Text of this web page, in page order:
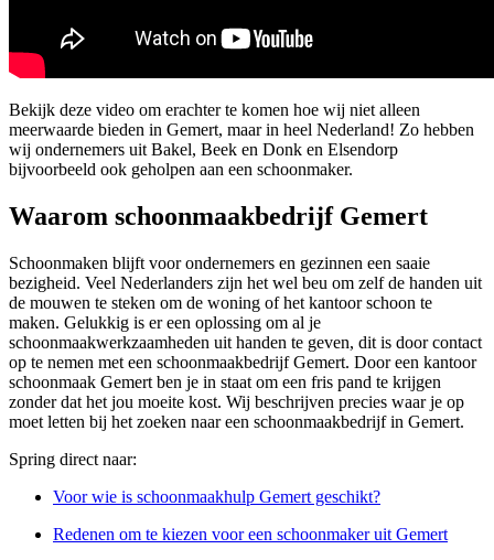
Bekijk deze video om erachter te komen hoe wij niet alleen
meerwaarde bieden in Gemert, maar in heel Nederland! Zo hebben
wij ondernemers uit Bakel, Beek en Donk en Elsendorp
bijvoorbeeld ook geholpen aan een schoonmaker.
Waarom schoonmaakbedrijf Gemert
Schoonmaken blijft voor ondernemers en gezinnen een saaie
bezigheid. Veel Nederlanders zijn het wel beu om zelf de handen uit
de mouwen te steken om de woning of het kantoor schoon te
maken. Gelukkig is er een oplossing om al je
schoonmaakwerkzaamheden uit handen te geven, dit is door contact
op te nemen met een schoonmaakbedrijf Gemert. Door een kantoor
schoonmaak Gemert ben je in staat om een fris pand te krijgen
zonder dat het jou moeite kost. Wij beschrijven precies waar je op
moet letten bij het zoeken naar een schoonmaakbedrijf in Gemert.
Spring direct naar:
Voor wie is schoonmaakhulp Gemert geschikt?
Redenen om te kiezen voor een schoonmaker uit Gemert